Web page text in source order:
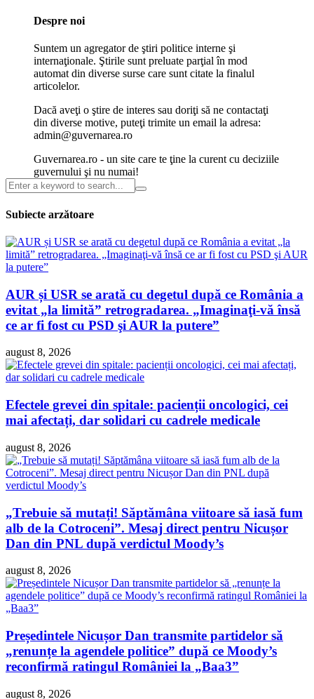
Despre noi
Suntem un agregator de ştiri politice interne şi
internaţionale. Ştirile sunt preluate parţial în mod
automat din diverse surse care sunt citate la finalul
articolelor.
Dacă aveţi o ştire de interes sau doriţi să ne contactaţi
din diverse motive, puteţi trimite un email la adresa:
admin@guvernarea.ro
Guvernarea.ro - un site care te ţine la curent cu deciziile
guvernului şi nu numai!
Subiecte arzătoare
AUR și USR se arată cu degetul după ce România a
evitat „la limită” retrogradarea. „Imaginaţi-vă însă
ce ar fi fost cu PSD şi AUR la putere”
august 8, 2026
Efectele grevei din spitale: pacienții oncologici, cei
mai afectați, dar solidari cu cadrele medicale
august 8, 2026
„Trebuie să mutați! Săptămâna viitoare să iasă fum
alb de la Cotroceni”. Mesaj direct pentru Nicușor
Dan din PNL după verdictul Moody’s
august 8, 2026
Președintele Nicușor Dan transmite partidelor să
„renunțe la agendele politice” după ce Moody’s
reconfirmă ratingul României la „Baa3”
august 8, 2026